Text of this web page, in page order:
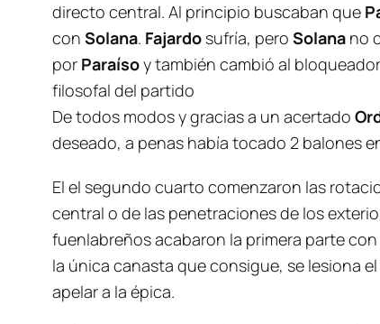
directo central. Al principio buscaban que
con Solana. Fajardo sufría, pero Solana no
por Paraísoy también cambió al
filosofal del partido
De todos modos y gracias a un acertado
deseado, a penas había tocado 2 balones
El el segundo cuarto comenzaron las
central o de las penetraciones de los
fuenlabreñosacabaron la primera parte
la única canasta que consigue, se lesiona
apelar a la épica.